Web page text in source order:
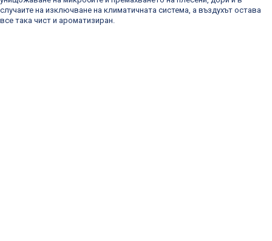
случаите на изключване на климатичната система, а въздухът остава
все така чист и ароматизиран.